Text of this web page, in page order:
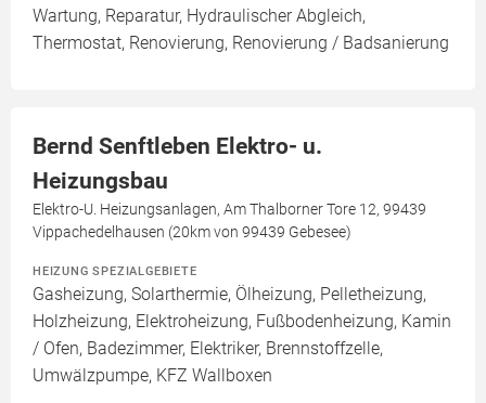
Wartung, Reparatur, Hydraulischer Abgleich,
Thermostat, Renovierung, Renovierung / Badsanierung
Bernd Senftleben Elektro- u.
Heizungsbau
Elektro-U. Heizungsanlagen, Am Thalborner Tore 12, 99439
Vippachedelhausen (20km von 99439 Gebesee)
HEIZUNG SPEZIALGEBIETE
Gasheizung, Solarthermie, Ölheizung, Pelletheizung,
Holzheizung, Elektroheizung, Fußbodenheizung, Kamin
/ Ofen, Badezimmer, Elektriker, Brennstoffzelle,
Umwälzpumpe, KFZ Wallboxen